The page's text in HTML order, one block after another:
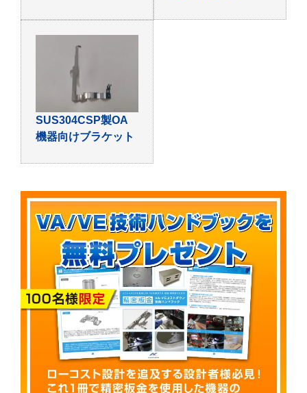
SUS304CSP製OA
機器向けブラケット